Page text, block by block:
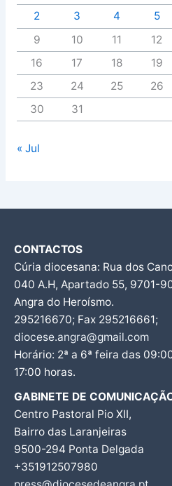
2
3 4 5
9
10 11 12
16
17 18 19
23
24 25 26
30
31
« Jul
CONTACTOS
Cúria diocesana: Rua dos
040 A.H, Apartado 55, 9701-
Angra do Heroísmo.
295216670; Fax 295216661;
diocese.angra@gmail.com
Horário: 2ª a 6ª feira das
17:00 horas.
GABINETE DE
Centro Pastoral Pio XII,
Bairro das Laranjeiras
9500-294 Ponta Delgada
+351912507980